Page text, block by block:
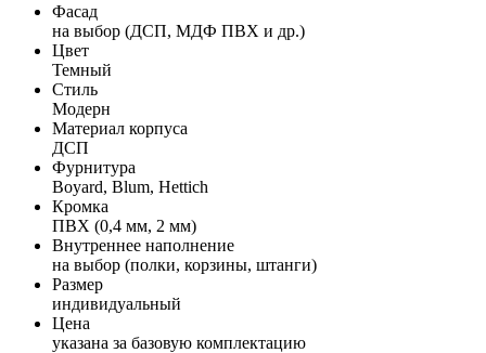
Фасад
на выбор (ДСП, МДФ ПВХ и др.)
Цвет
Темный
Стиль
Модерн
Материал корпуса
ДСП
Фурнитура
Boyard, Blum, Hettich
Кромка
ПВХ (0,4 мм, 2 мм)
Внутреннее наполнение
на выбор (полки, корзины, штанги)
Размер
индивидуальный
Цена
указана за базовую комплектацию